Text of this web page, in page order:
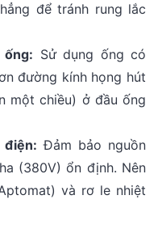
để tránh rung lắc
Sử dụng ống có
đường kính họng hút
một chiều) ở đầu ống
Đảm bảo nguồn
(380V) ổn định. Nên
và rơ le nhiệt